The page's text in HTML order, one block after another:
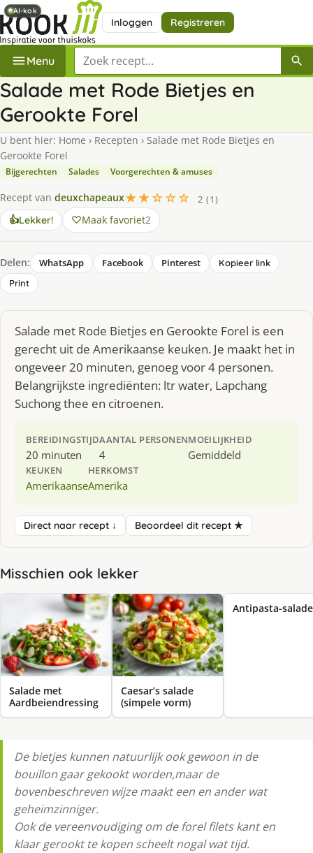
Inloggen Registreren
Menu Zoek een recept
Salade met Rode Bietjes en
Gerookte Forel
U bent hier: Home › Recepten › Salade met Rode Bietjes en
Gerookte Forel
Bijgerechten Salades Voorgerechten & amuses
Recept van deuxchapeaux★★☆☆☆
2 (1)
👍Lekker! Maak favoriet2
Delen: WhatsApp Facebook Pinterest
Kopieer link
Print
Salade met Rode Bietjes en Gerookte Forel is een
gerecht uit de Amerikaanse keuken. Je maakt het in
ongeveer 20 minuten, genoeg voor 4 personen.
Belangrijkste ingrediënten: ltr water, Lapchang
Suchong thee en citroenen.
BEREIDINGSTIJD
20 minuten
AANTAL PERSONEN
4
MOEILIJKHEID
Gemiddeld
KEUKEN
Amerikaanse
HERKOMST
Amerika
Direct naar recept ↓ Beoordeel dit recept ★
Misschien ook lekker
AI-kok
Salade met
Aardbeiendressing
AI-kok
Caesar’s salade
(simpele vorm)
Antipasta-salade
De bietjes kunnen natuurlijk ook gewoon in de
bouillon gaar gekookt worden,maar de
bovenbeschreven wijze maakt een en ander wat
geheimzinniger.
Ook de vereenvoudiging om de forel filets kant en
klaar gerookt te kopen scheelt nogal wat tijd.